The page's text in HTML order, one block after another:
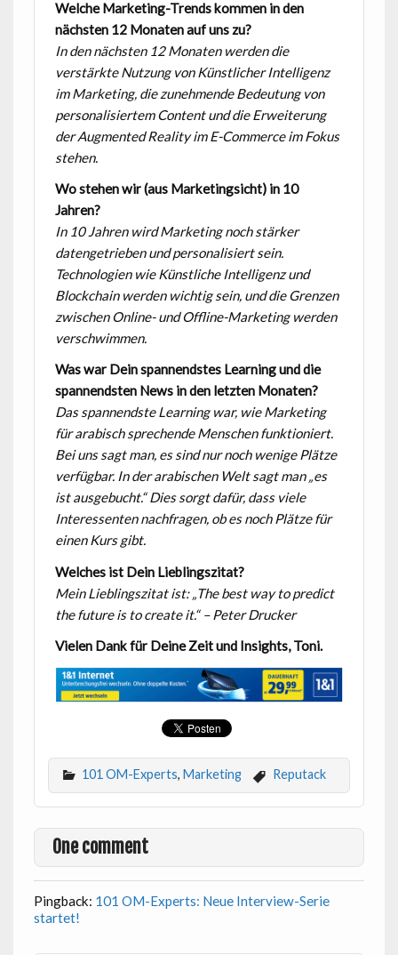
Welche Marketing-Trends kommen in den
nächsten 12 Monaten auf uns zu?
In den nächsten 12 Monaten werden die
verstärkte Nutzung von Künstlicher Intelligenz
im Marketing, die zunehmende Bedeutung von
personalisiertem Content und die Erweiterung
der Augmented Reality im E-Commerce im Fokus
stehen.
Wo stehen wir (aus Marketingsicht) in 10
Jahren?
In 10 Jahren wird Marketing noch stärker
datengetrieben und personalisiert sein.
Technologien wie Künstliche Intelligenz und
Blockchain werden wichtig sein, und die Grenzen
zwischen Online- und Offline-Marketing werden
verschwimmen.
Was war Dein spannendstes Learning und die
spannendsten News in den letzten Monaten?
Das spannendste Learning war, wie Marketing
für arabisch sprechende Menschen funktioniert.
Bei uns sagt man, es sind nur noch wenige Plätze
verfügbar. In der arabischen Welt sagt man „es
ist ausgebucht.“ Dies sorgt dafür, dass viele
Interessenten nachfragen, ob es noch Plätze für
einen Kurs gibt.
Welches ist Dein Lieblingszitat?
Mein Lieblingszitat ist: „The best way to predict
the future is to create it.“ – Peter Drucker
Vielen Dank für Deine Zeit und Insights, Toni.
101 OM-Experts, Marketing Reputack
One comment
Pingback: 101 OM-Experts: Neue Interview-Serie
startet!